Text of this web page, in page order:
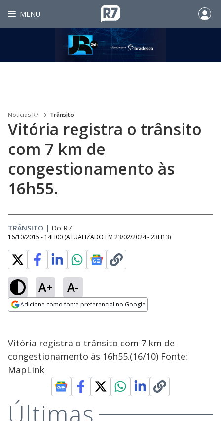
MENU
Noticias R7 Trânsito
Vitória registra o trânsito
com 7 km de
congestionamento às
16h55.
TRÂNSITO | Do R7
16/10/2015 - 14H00 (ATUALIZADO EM 23/02/2024 - 23H13)
A+ A-
Adicione como fonte preferencial no Google
Vitória registra o trânsito com 7 km de
congestionamento às 16h55.(16/10) Fonte:
MapLink
Últimas